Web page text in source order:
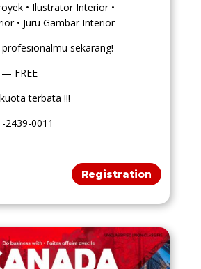
• Ilustrator Interior •
• Juru Gambar Interior
sekarang!
FREE
terbata !!!
2439-0011
Registration